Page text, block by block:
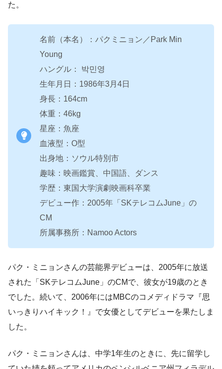
た。
名前（本名）：パクミニョン／Park Min
Young
ハングル： 박민영
生年月日：1986年3月4日
身長：164cm
体重：46kg
星座：魚座
血液型：O型
出身地：ソウル特別市
趣味：映画鑑賞、中国語、ダンス
学歴：東国大学演劇映画科卒業
デビュー作：2005年「SKテレコムJune」の
CM
所属事務所：Namoo Actors
パク・ミニョンさんの芸能界デビューは、2005年に放送
された「SKテレコムJune」のCMで、彼女が19歳のとき
でした。続いて、2006年にはMBCのコメディドラマ『思
いっきりハイキック！』で女優としてデビューを果たしま
した。
パク・ミニョンさんは、中学1年生のときに、先に留学し